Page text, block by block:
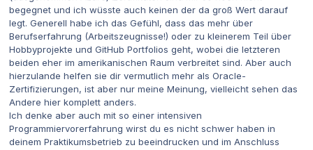
begegnet und ich wüsste auch keinen der da groß Wert darauf
legt. Generell habe ich das Gefühl, dass das mehr über
Berufserfahrung (Arbeitszeugnisse!) oder zu kleinerem Teil über
Hobbyprojekte und GitHub Portfolios geht, wobei die letzteren
beiden eher im amerikanischen Raum verbreitet sind. Aber auch
hierzulande helfen sie dir vermutlich mehr als Oracle-
Zertifizierungen, ist aber nur meine Meinung, vielleicht sehen das
Andere hier komplett anders.
Ich denke aber auch mit so einer intensiven
Programmiervorerfahrung wirst du es nicht schwer haben in
deinem Praktikumsbetrieb zu beeindrucken und im Anschluss